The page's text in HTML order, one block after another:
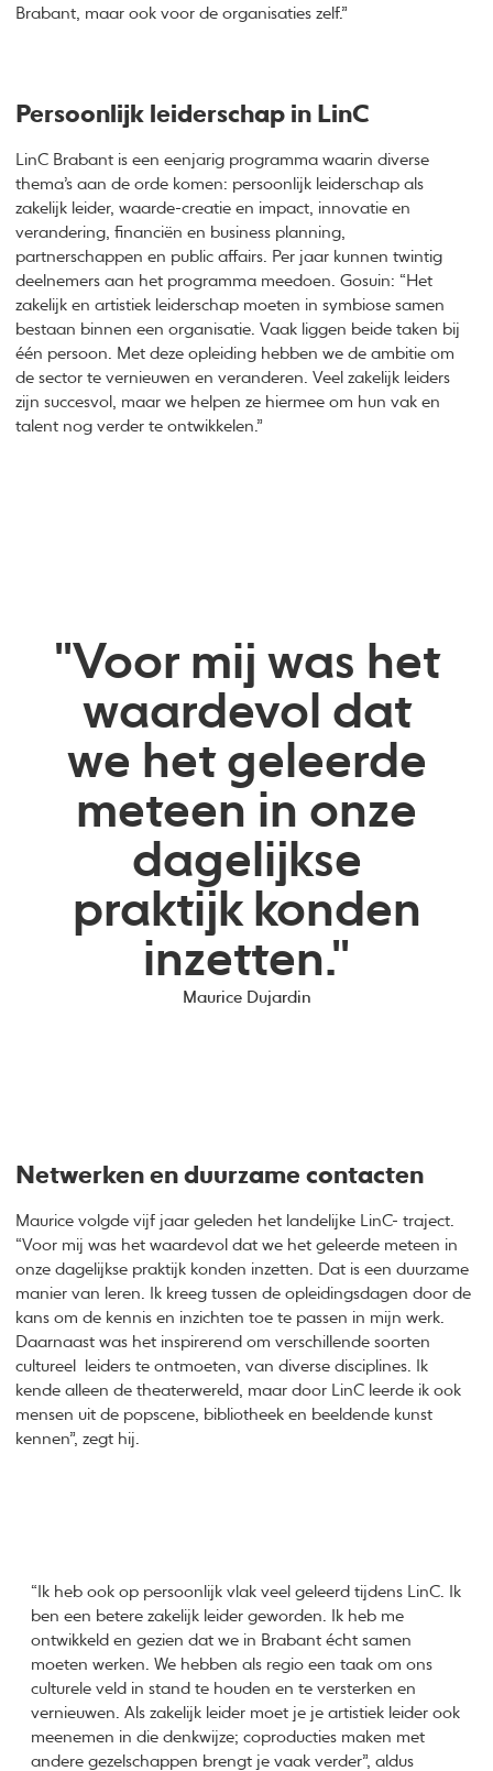
Brabant, maar ook voor de organisaties zelf.”
Persoonlijk leiderschap in LinC
LinC Brabant is een eenjarig programma waarin diverse
thema’s aan de orde komen: persoonlijk leiderschap als
zakelijk leider, waarde-creatie en impact, innovatie en
verandering, financiën en business planning,
partnerschappen en public affairs. Per jaar kunnen twintig
deelnemers aan het programma meedoen. Gosuin: “Het
zakelijk en artistiek leiderschap moeten in symbiose samen
bestaan binnen een organisatie. Vaak liggen beide taken bij
één persoon. Met deze opleiding hebben we de ambitie om
de sector te vernieuwen en veranderen. Veel zakelijk leiders
zijn succesvol, maar we helpen ze hiermee om hun vak en
talent nog verder te ontwikkelen.”
"Voor mij was het
waardevol dat
we het geleerde
meteen in onze
dagelijkse
praktijk konden
inzetten."
Maurice Dujardin
Netwerken en duurzame contacten
Maurice volgde vijf jaar geleden het landelijke LinC- traject.
“Voor mij was het waardevol dat we het geleerde meteen in
onze dagelijkse praktijk konden inzetten. Dat is een duurzame
manier van leren. Ik kreeg tussen de opleidingsdagen door de
kans om de kennis en inzichten toe te passen in mijn werk.
Daarnaast was het inspirerend om verschillende soorten
cultureel leiders te ontmoeten, van diverse disciplines. Ik
kende alleen de theaterwereld, maar door LinC leerde ik ook
mensen uit de popscene, bibliotheek en beeldende kunst
kennen”, zegt hij.
“Ik heb ook op persoonlijk vlak veel geleerd tijdens LinC. Ik
ben een betere zakelijk leider geworden. Ik heb me
ontwikkeld en gezien dat we in Brabant écht samen
moeten werken. We hebben als regio een taak om ons
culturele veld in stand te houden en te versterken en
vernieuwen. Als zakelijk leider moet je je artistiek leider ook
meenemen in die denkwijze; coproducties maken met
andere gezelschappen brengt je vaak verder”, aldus